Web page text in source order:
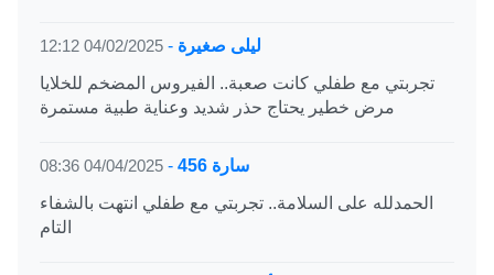
ليلى صغيرة -
04/02/2025 12:12
تجربتي مع طفلي كانت صعبة.. الفيروس المضخم للخلايا
مرض خطير يحتاج حذر شديد وعناية طبية مستمرة
سارة 456 -
04/04/2025 08:36
الحمدلله على السلامة.. تجربتي مع طفلي انتهت بالشفاء
التام